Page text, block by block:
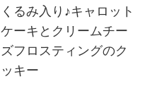
くるみ入り♪キャロット
ケーキとクリームチー
ズフロスティングのク
ッキー